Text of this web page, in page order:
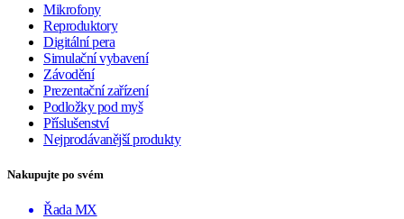
Mikrofony
Reproduktory
Digitální pera
Simulační vybavení
Závodění
Prezentační zařízení
Podložky pod myš
Příslušenství
Nejprodávanější produkty
Nakupujte po svém
Řada MX